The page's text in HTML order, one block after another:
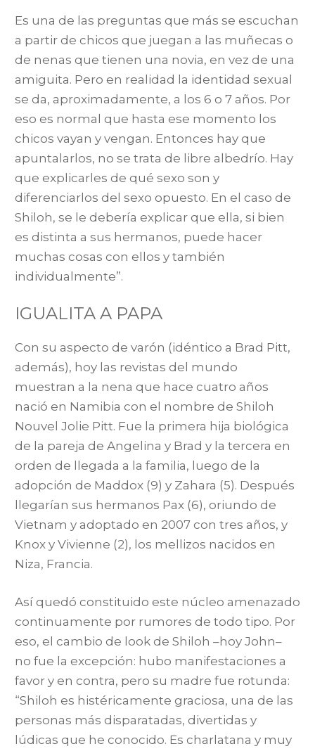
Es una de las preguntas que más se escuchan
a partir de chicos que juegan a las muñecas o
de nenas que tienen una novia, en vez de una
amiguita. Pero en realidad la identidad sexual
se da, aproximadamente, a los 6 o 7 años. Por
eso es normal que hasta ese momento los
chicos vayan y vengan. Entonces hay que
apuntalarlos, no se trata de libre albedrío. Hay
que explicarles de qué sexo son y
diferenciarlos del sexo opuesto. En el caso de
Shiloh, se le debería explicar que ella, si bien
es distinta a sus hermanos, puede hacer
muchas cosas con ellos y también
individualmente”.
IGUALITA A PAPA
Con su aspecto de varón (idéntico a Brad Pitt,
además), hoy las revistas del mundo
muestran a la nena que hace cuatro años
nació en Namibia con el nombre de Shiloh
Nouvel Jolie Pitt. Fue la primera hija biológica
de la pareja de Angelina y Brad y la tercera en
orden de llegada a la familia, luego de la
adopción de Maddox (9) y Zahara (5). Después
llegarían sus hermanos Pax (6), oriundo de
Vietnam y adoptado en 2007 con tres años, y
Knox y Vivienne (2), los mellizos nacidos en
Niza, Francia.
Así quedó constituido este núcleo amenazado
continuamente por rumores de todo tipo. Por
eso, el cambio de look de Shiloh –hoy John–
no fue la excepción: hubo manifestaciones a
favor y en contra, pero su madre fue rotunda:
“Shiloh es histéricamente graciosa, una de las
personas más disparatadas, divertidas y
lúdicas que he conocido. Es charlatana y muy